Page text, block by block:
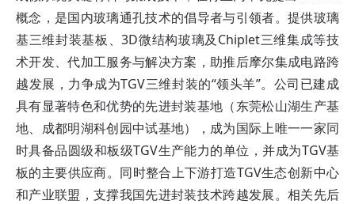
概念，是国内玻璃通孔技术的倡导者与引领者。提供玻璃
基三维封装基板、3D微结构玻璃及Chiplet三维集成等技
术开发、代加工服务与解决方案，助推后摩尔集成电路跨
越发展，力争成为TGV三维封装的“领头羊”。公司已建成
具有显著特色和优势的先进封装基地（东莞松山湖生产基
地、成都明湖科创园中试基地），成为国际上唯一一家同
时具备品圆级和板级TGV生产能力的单位，并成为TGV基
板的主要供应商。同时整合上下游打造TGV生态创新中心
和产业联盟，支撑我国先进封装技术跨越发展。相关先后